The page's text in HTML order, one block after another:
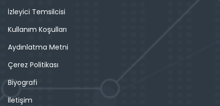
İzleyici Temsilcisi
Kullanım Koşulları
Aydınlatma Metni
Çerez Politikası
Biyografi
İletişim